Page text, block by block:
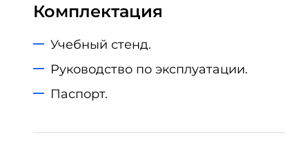
Комплектация
Учебный стенд.
Руководство по эксплуатации.
Паспорт.